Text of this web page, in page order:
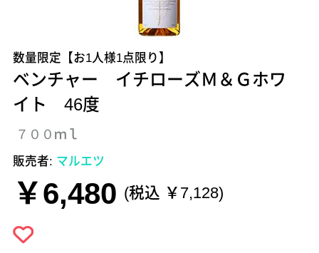
数量限定【お1人様1点限り】
ベンチャー イチローズＭ＆Ｇホワ
イト 46度
７００ｍｌ
販売者: マルエツ
￥6,480 (税込 ￥7,128)